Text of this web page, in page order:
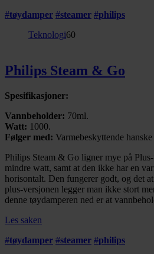
#tøydamper #steamer #philips
Teknologi60
Philips Steam & Go
Spesifikasjoner:
Vannbeholder: 70ml.
Watt: 1000.
Følger med: Varmebeskyttende
Philips Steam & Go ligner mye på
mindre watt, samt at den ikke har en
horisontalt. Den fungerer godt, og det
plus-versjonen legger man ikke stort
denne tøydamperen ned er at
Les saken
#tøydamper #steamer #philips